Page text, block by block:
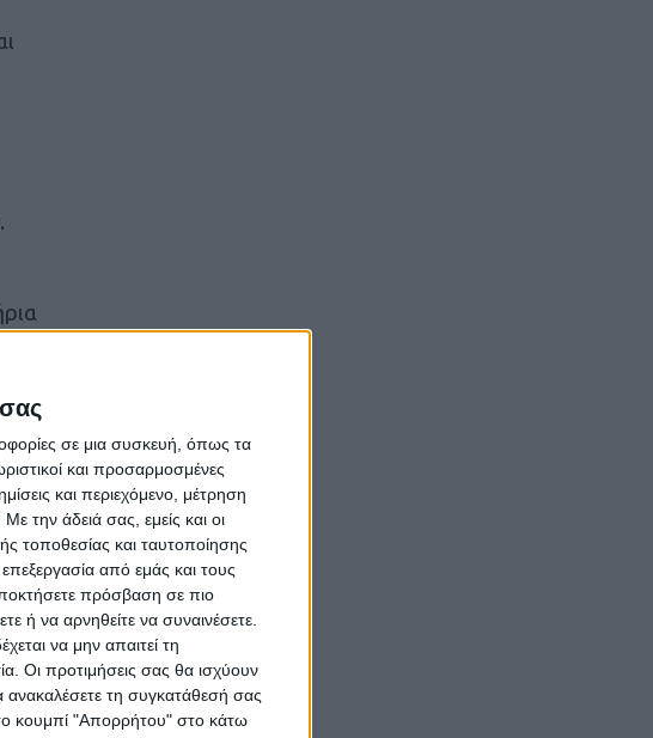
σε μια συσκευή, όπως τα
και προσαρμοσμένες
και περιεχόμενο, μέτρηση
Με την άδειά σας, εμείς και οι
τοποθεσίας και ταυτοποίησης
από εμάς και τους
πρόσβαση σε πιο
ή να αρνηθείτε να συναινέσετε.
να μην απαιτεί τη
Οι προτιμήσεις σας θα ισχύουν
ανακαλέσετε τη συγκατάθεσή σας
κουμπί "Απορρήτου" στο κάτω